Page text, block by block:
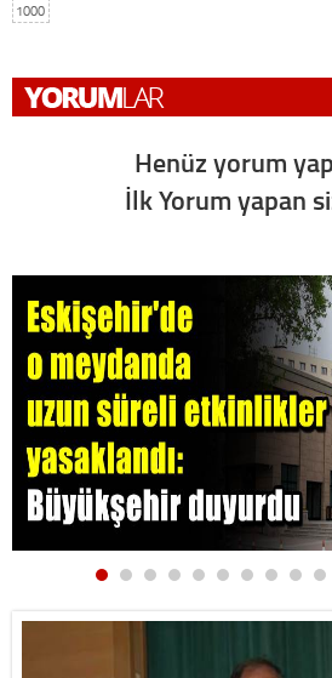
1000
Henüz yorum
İlk Yorum yapan